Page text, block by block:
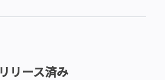
リリース済み